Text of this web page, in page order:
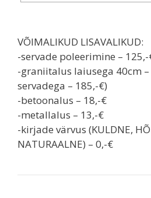
VÕIMALIKUD LISAVALIKUD:
-servade poleerimine –
-graniitalus laiusega 40cm
servadega – 185,-€)
-betoonalus – 18,-€
-metallalus – 13,-€
-kirjade värvus (KULDNE,
NATURAALNE) – 0,-€